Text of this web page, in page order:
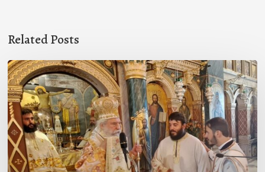
Related Posts
Χειροτονία
Διακόνου
στη
Συκέα